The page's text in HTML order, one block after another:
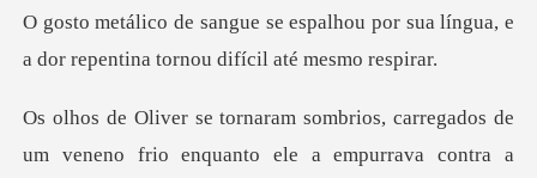
ou por sua língua, e
a dor repentina
ele a empurrava contra a